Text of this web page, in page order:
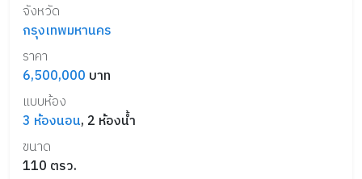
จังหวัด
กรุงเทพมหานคร
ราคา
6,500,000 บาท
แบบห้อง
3 ห้องนอน, 2 ห้องน้ำ
ขนาด
110 ตรว.